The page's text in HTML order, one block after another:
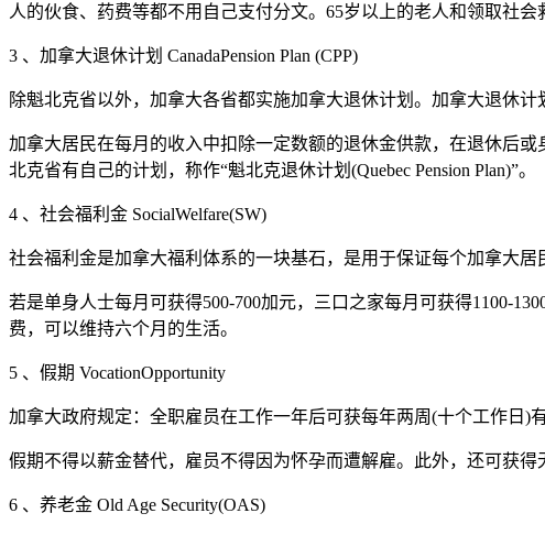
人的伙食、药费等都不用自己支付分文。65岁以上的老人和领取社会
3 、加拿大退休计划 CanadaPension Plan (CPP)
除魁北克省以外，加拿大各省都实施加拿大退休计划。加拿大退休计
加拿大居民在每月的收入中扣除一定数额的退休金供款，在退休后
北克省有自己的计划，称作“魁北克退休计划(Quebec Pension Plan)”。
4 、社会福利金 SocialWelfare(SW)
社会福利金是加拿大福利体系的一块基石，是用于保证每个加拿大
若是单身人士每月可获得500-700加元，三口之家每月可获得1100-
费，可以维持六个月的生活。
5 、假期 VocationOpportunity
加拿大政府规定：全职雇员在工作一年后可获每年两周(十个工作日)
假期不得以薪金替代，雇员不得因为怀孕而遭解雇。此外，还可获
6 、养老金 Old Age Security(OAS)